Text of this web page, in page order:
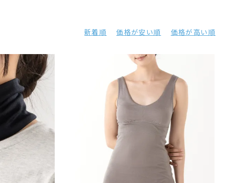
新着順 価格が安い順 価格が高い順